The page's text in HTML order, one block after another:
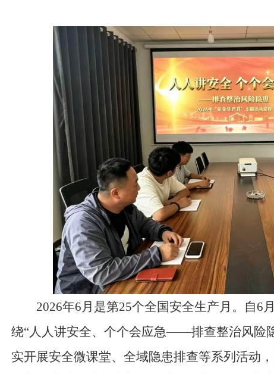
2026年6月是第25个全国安全生产月。自6
绕“人人讲安全、个个会应急——排查整治风险
实开展安全微课堂、全域隐患排查等系列活动